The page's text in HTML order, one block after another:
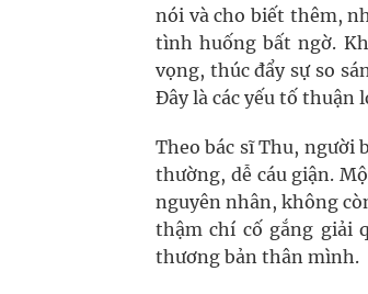
nói và cho biết thêm,
tình huống bất ngờ.
vọng, thúc đẩy sự so
Đây là các yếu tố thuận
Theo bác sĩ Thu,
thường, dễ cáu giận.
nguyên nhân, không
thậm chí cố gắng giải
thương bản thân mình.